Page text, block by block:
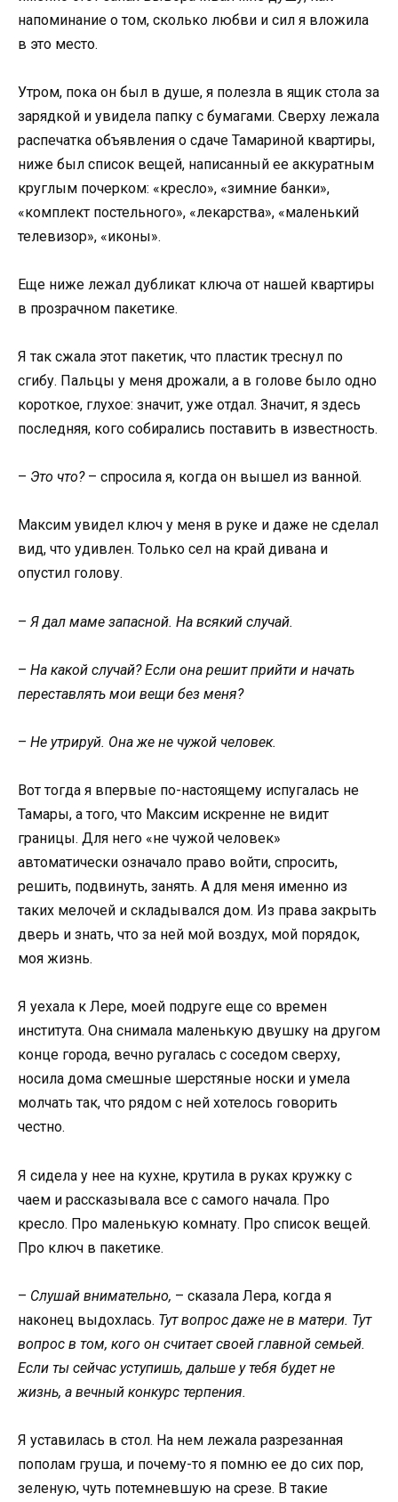
напоминание о том, сколько любви и сил я вложила
в это место.
Утром, пока он был в душе, я полезла в ящик стола за
зарядкой и увидела папку с бумагами. Сверху лежала
распечатка объявления о сдаче Тамариной квартиры,
ниже был список вещей, написанный ее аккуратным
круглым почерком: «кресло», «зимние банки»,
«комплект постельного», «лекарства», «маленький
телевизор», «иконы».
Еще ниже лежал дубликат ключа от нашей квартиры
в прозрачном пакетике.
Я так сжала этот пакетик, что пластик треснул по
сгибу. Пальцы у меня дрожали, а в голове было одно
короткое, глухое: значит, уже отдал. Значит, я здесь
последняя, кого собирались поставить в известность.
– Это что?– спросила я, когда он вышел из ванной.
Максим увидел ключ у меня в руке и даже не сделал
вид, что удивлен. Только сел на край дивана и
опустил голову.
– Я дал маме запасной. На всякий случай.
– На какой случай? Если она решит прийти и начать
переставлять мои вещи без меня?
– Не утрируй. Она же не чужой человек.
Вот тогда я впервые по-настоящему испугалась не
Тамары, а того, что Максим искренне не видит
границы. Для него «не чужой человек»
автоматически означало право войти, спросить,
решить, подвинуть, занять. А для меня именно из
таких мелочей и складывался дом. Из права закрыть
дверь и знать, что за ней мой воздух, мой порядок,
моя жизнь.
Я уехала к Лере, моей подруге еще со времен
института. Она снимала маленькую двушку на другом
конце города, вечно ругалась с соседом сверху,
носила дома смешные шерстяные носки и умела
молчать так, что рядом с ней хотелось говорить
честно.
Я сидела у нее на кухне, крутила в руках кружку с
чаем и рассказывала все с самого начала. Про
кресло. Про маленькую комнату. Про список вещей.
Про ключ в пакетике.
– Слушай внимательно, – сказала Лера, когда я
наконец выдохлась. Тут вопрос даже не в матери. Тут
вопрос в том, кого он считает своей главной семьей.
Если ты сейчас уступишь, дальше у тебя будет не
жизнь, а вечный конкурс терпения.
Я уставилась в стол. На нем лежала разрезанная
пополам груша, и почему-то я помню ее до сих пор,
зеленую, чуть потемневшую на срезе. В такие